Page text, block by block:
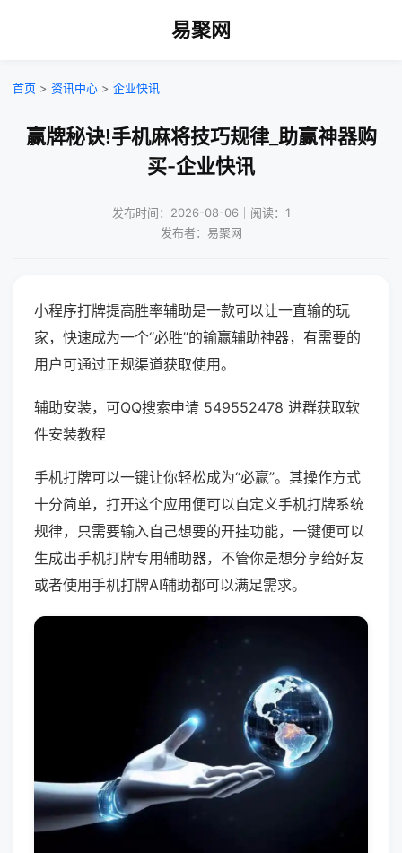
易聚网
首页 > 资讯中心 > 企业快讯
赢牌秘诀!手机麻将技巧规律_助赢神器购
买-企业快讯
发布时间：2026-08-06｜阅读：1
发布者：易聚网
小程序打牌提高胜率辅助是一款可以让一直输的玩
家，快速成为一个“必胜”的输赢辅助神器，有需要的
用户可通过正规渠道获取使用。
辅助安装，可QQ搜索申请 549552478 进群获取软
件安装教程
手机打牌可以一键让你轻松成为“必赢”。其操作方式
十分简单，打开这个应用便可以自定义手机打牌系统
规律，只需要输入自己想要的开挂功能，一键便可以
生成出手机打牌专用辅助器，不管你是想分享给好友
或者使用手机打牌AI辅助都可以满足需求。